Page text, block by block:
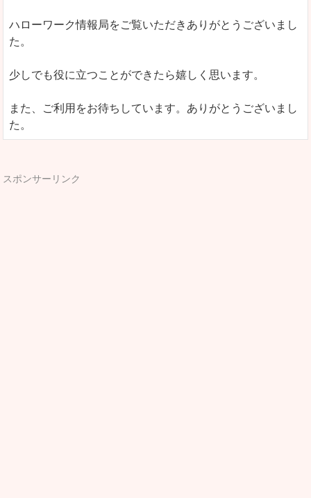
ハローワーク情報局をご覧いただきありがとうございまし
た。
少しでも役に立つことができたら嬉しく思います。
また、ご利用をお待ちしています。ありがとうございまし
た。
スポンサーリンク